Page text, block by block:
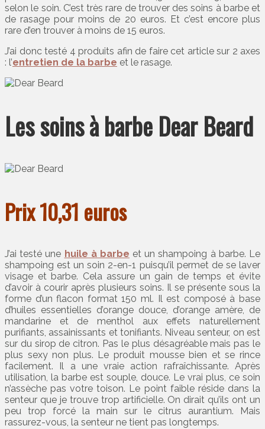
selon le soin. C’est très rare de trouver des soins à barbe et
de rasage pour moins de 20 euros. Et c’est encore plus
rare d’en trouver à moins de 15 euros.
J’ai donc testé 4 produits afin de faire cet article sur 2 axes
: l’entretien de la barbe et le rasage.
Les soins à barbe Dear Beard
Prix 10,31 euros
J’ai testé une huile à barbe et un shampoing à barbe. Le
shampoing est un soin 2-en-1 puisqu’il permet de se laver
visage et barbe. Cela assure un gain de temps et évite
d’avoir à courir après plusieurs soins. Il se présente sous la
forme d’un flacon format 150 ml. Il est composé à base
d’huiles essentielles d’orange douce, d’orange amère, de
mandarine et de menthol aux effets naturellement
purifiants, assainissants et tonifiants. Niveau senteur, on est
sur du sirop de citron. Pas le plus désagréable mais pas le
plus sexy non plus. Le produit mousse bien et se rince
facilement. Il a une vraie action rafraîchissante. Après
utilisation, la barbe est souple, douce. Le vrai plus, ce soin
n’assèche pas votre toison. Le point faible réside dans la
senteur que je trouve trop artificielle. On dirait qu’ils ont un
peu trop forcé la main sur le citrus aurantium. Mais
rassurez-vous, la senteur ne tient pas longtemps.